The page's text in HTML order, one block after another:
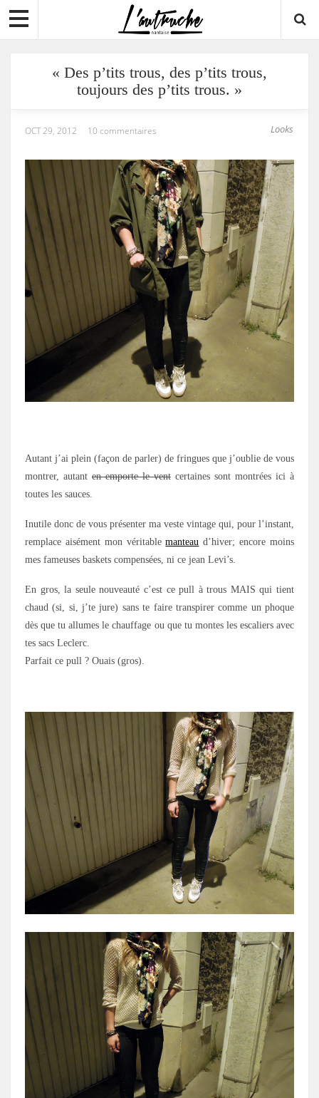
« Des p’tits trous, des p’tits trous,
toujours des p’tits trous. »
Looks
OCT 29, 2012 10 commentaires
Autant j’ai plein (façon de parler) de fringues que j’oublie de vous
montrer, autant en emporte le vent certaines sont montrées ici à
toutes les sauces.
Inutile donc de vous présenter ma veste vintage qui, pour l’instant,
remplace aisément mon véritablemanteau d’hiver; encore moins
mes fameuses baskets compensées, ni ce jean Levi’s.
En gros, la seule nouveauté c’est ce pull à trous MAIS qui tient
chaud (si, si, j’te jure) sans te faire transpirer comme un phoque
dès que tu allumes le chauffage ou que tu montes les escaliers avec
tes sacs Leclerc.
Parfait ce pull ? Ouais (gros).